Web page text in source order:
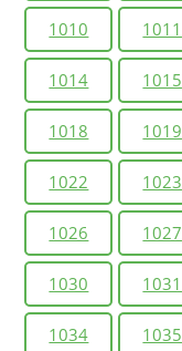
1010 1011
1014 1015
1018 1019
1022 1023
1026 1027
1030 1031
1034 1035